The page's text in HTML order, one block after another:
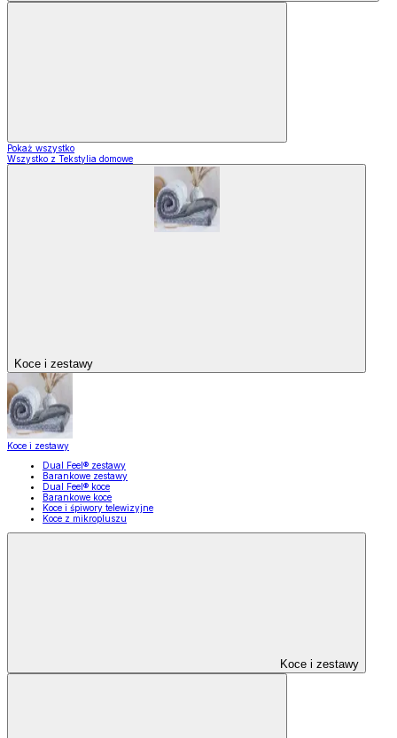
Pokaż wszystko
Wszystko z Tekstylia domowe
Koce i zestawy
Koce i zestawy
Dual Feel® zestawy
Barankowe zestawy
Dual Feel® koce
Barankowe koce
Koce i śpiwory telewizyjne
Koce z mikropluszu
Koce i zestawy